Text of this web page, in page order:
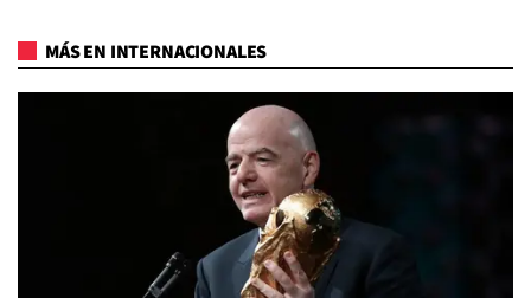
MÁS EN INTERNACIONALES